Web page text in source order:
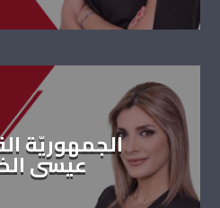
الجمهوريّة
عيسى